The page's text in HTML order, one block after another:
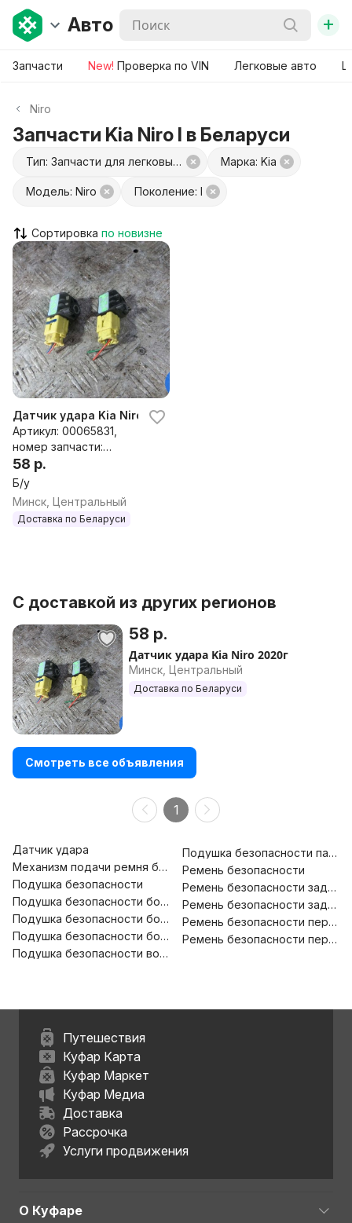
Авто +
Запчасти New! Проверка по VIN Легковые авто
Niro
Запчасти Kia Niro I в Беларуси
Тип: Запчасти для легковых авто Марка: Kia
Модель: Niro Поколение: I
Сортировка
Датчик удара Kia Niro 2020г
Артикул: 00065831,
номер запчасти:
95930F2000
58 р.
Б/у
Минск, Центральный
Доставка по Беларуси
С доставкой из других регионов
58 р.
Датчик удара Kia Niro 2020г
Минск, Центральный
Доставка по Беларуси
Смотреть все объявления
1
Датчик удара
Механизм подачи ремня безопасности
Подушка безопасности
Подушка безопасности боковая (в дверь)
Подушка безопасности боковая (в сиденье)
Подушка безопасности боковая (шторка)
Подушка безопасности водителя
Подушка безопасности
Ремень безопасности
Ремень безопасности задний
Ремень безопасности задний
Ремень безопасности
Ремень безопасности
Путешествия
Куфар Карта
Куфар Маркет
Куфар Медиа
Доставка
Рассрочка
Услуги продвижения
О Куфаре